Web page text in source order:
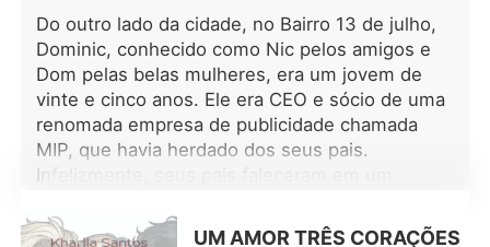
problema íntimo que o atormentava
há tempos. Lyric chegou a acreditar
que a sorte, enfim, bateu na porta,
mas o sonho desmoronou quando
veio a verdade: ele mentiu. Ela queria
escapar, seguir seu próprio rumo e
renascer das próprias cinzas, mas
de manter distância.
Do outro lado da cidade, no Bairro 13 de julho,
Dominic, conhecido como Nic pelos amigos e
Dom pelas belas mulheres, era um jovem de
vinte e cinco anos. Ele era CEO e sócio de uma
renomada empresa de publicidade chamada
MIP, que havia herdado dos seus pais.
Infelizmente, seus pais faleceram em um
apenas doze anos. Desde então, seu tio Stefan
UM AMOR TRÊS CORAÇÕES